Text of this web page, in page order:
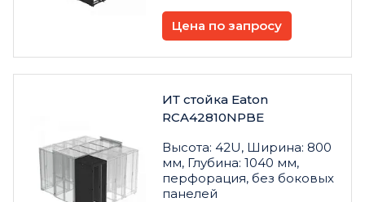
Цена по запросу
ИТ стойка Eaton
RCA42810NPBE
Высота: 42U, Ширина: 800
мм, Глубина: 1040 мм,
перфорация, без боковых
панелей